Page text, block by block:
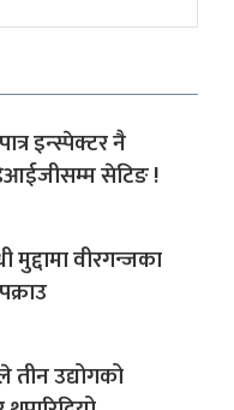
इन्स्पेक्टर नै
सेटिङ !
मुद्दामा वीरगन्जका
तीन उद्योगको